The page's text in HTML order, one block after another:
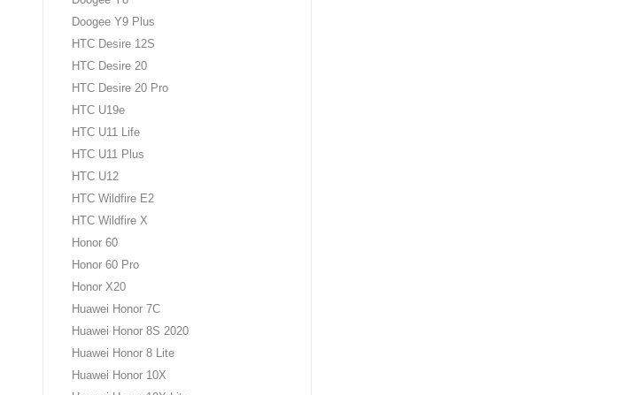
Doogee Y9 Plus
HTC Desire 12S
HTC Desire 20
HTC Desire 20 Pro
HTC U19e
HTC U11 Life
HTC U11 Plus
HTC U12
HTC Wildfire E2
HTC Wildfire X
Honor 60
Honor 60 Pro
Honor X20
Huawei Honor 7C
Huawei Honor 8S 2020
Huawei Honor 8 Lite
Huawei Honor 10X